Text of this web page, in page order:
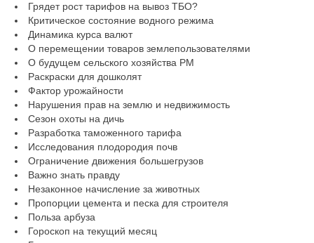
Грядет рост тарифов на вывоз ТБО?
Критическое состояние водного режима
Динамика курса валют
О перемещении товаров землепользователями
О будущем сельского хозяйства РМ
Раскраски для дошколят
Фактор урожайности
Нарушения прав на землю и недвижимость
Сезон охоты на дичь
Разработка таможенного тарифа
Исследования плодородия почв
Ограничение движения большегрузов
Важно знать правду
Незаконное начисление за животных
Пропорции цемента и песка для строителя
Польза арбуза
Гороскоп на текущий месяц